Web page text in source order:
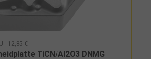
- 12,85 €
TiCN/Al2O3 DNMG